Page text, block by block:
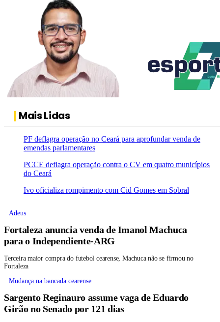
Mais Lidas
PF deflagra operação no Ceará para aprofundar venda de
emendas parlamentares
PCCE deflagra operação contra o CV em quatro municípios
do Ceará
Ivo oficializa rompimento com Cid Gomes em Sobral
Adeus
Fortaleza anuncia venda de Imanol Machuca
para o Independiente-ARG
Terceira maior compra do futebol cearense, Machuca não se firmou no
Fortaleza
Mudança na bancada cearense
Sargento Reginauro assume vaga de Eduardo
Girão no Senado por 121 dias